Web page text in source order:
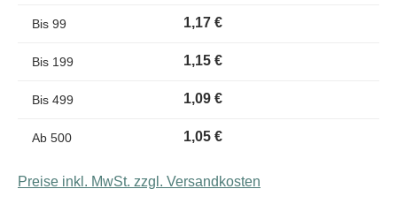
Bis 99 1,17 €
Bis 199 1,15 €
Bis 499 1,09 €
Ab 500 1,05 €
Preise inkl. MwSt. zzgl. Versandkosten